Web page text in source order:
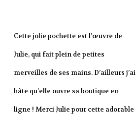
Cette jolie pochette est l’œuvre de
Julie, qui fait plein de petites
merveilles de ses mains. D’ailleurs j’ai
hâte qu’elle ouvre sa boutique en
ligne ! Merci Julie pour cette adorable